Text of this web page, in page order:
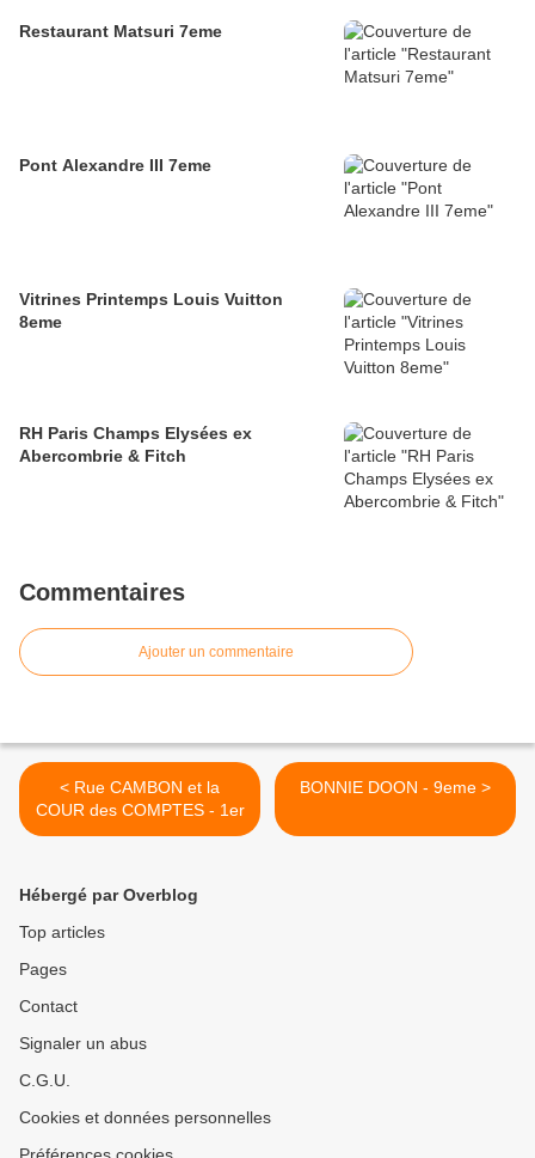
Restaurant Matsuri 7eme
Pont Alexandre III 7eme
Vitrines Printemps Louis Vuitton
8eme
RH Paris Champs Elysées ex
Abercombrie & Fitch
Commentaires
Ajouter un commentaire
< Rue CAMBON et la
COUR des COMPTES - 1er
BONNIE DOON - 9eme >
Hébergé par Overblog
Top articles
Pages
Contact
Signaler un abus
C.G.U.
Cookies et données personnelles